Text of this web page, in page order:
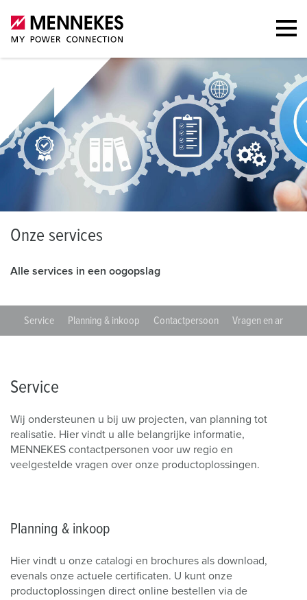
Onze services
Alle services in een oogopslag
Service Planning & inkoop Contactpersoon Vragen en
Service
Wij ondersteunen u bij uw projecten, van planning tot
realisatie. Hier vindt u alle belangrijke informatie,
MENNEKES contactpersonen voor uw regio en
veelgestelde vragen over onze productoplossingen.
Planning & inkoop
Hier vindt u onze catalogi en brochures als download,
evenals onze actuele certificaten. U kunt onze
productoplossingen direct online bestellen via de